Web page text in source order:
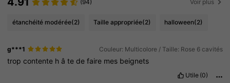
(94) Voir plus
étanchéité modérée(2) Taille appropriée(2) halloween(2)
g***1 Couleur: Multicolore / Taille: Rose 6 cavités
tropcontente h âtedefaire mes beignets
Utile (0)